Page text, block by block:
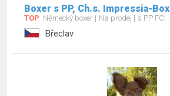
Boxer s PP, Ch.s. Impressia-Box
TOP Německý boxer Na prodej s PP FCI
Břeclav